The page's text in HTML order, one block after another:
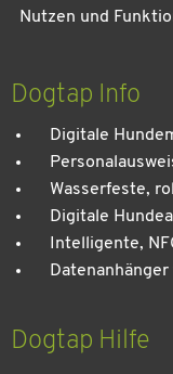
Kein Urlaub
Nutzen und
Dogtap Info
Digitale
Wasserfeste,
Digitale
Intelligente,
Dogtap Hilfe